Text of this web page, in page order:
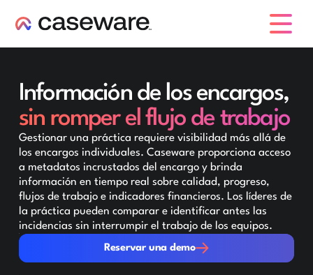
Información de los encargos,
sin romper el flujo de trabajo
Gestionar una práctica requiere visibilidad más allá de
los encargos individuales. Caseware proporciona acceso
a metadatos incrustados del encargo y brinda
información en tiempo real sobre calidad, progreso,
flujos de trabajo e indicadores financieros. Los líderes de
la práctica pueden comparar e identificar antes las
incidencias sin interrumpir el trabajo de los equipos.
Reservar una demo
Reservar una demo